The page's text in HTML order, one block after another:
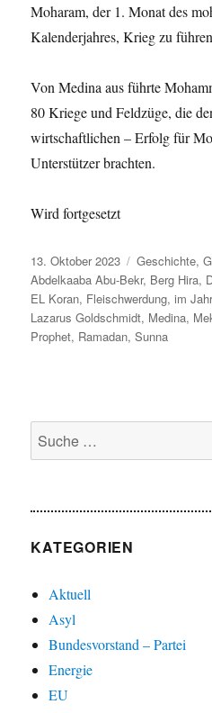
Moharam, der 1. Monat des
Kalenderjahres, Krieg zu
Von Medina aus führte
80 Kriege und Feldzüge, die
wirtschaftlichen – Erfolg für
Unterstützer brachten.
Wird fortgesetzt
Veröffentlicht
am
13. Oktober 2023 Kategorien
Geschichte,
Abdelkaaba Abu-Bekr, Berg Hira,
EL Koran, Fleischwerdung,im
Lazarus Goldschmidt, Medina,
Prophet, Ramadan,Sunna
Suche
nach:
KATEGORIEN
Aktuell
Asyl
Bundesvorstand – Partei
Energie
EU